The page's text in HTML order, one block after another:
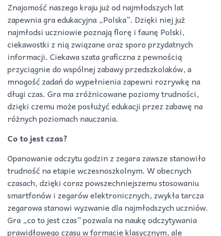
Znajomość naszego kraju już od najmłodszych lat
zapewnia gra edukacyjna „Polska”. Dzięki niej już
najmłodsi uczniowie poznają florę i faunę Polski,
ciekawostki z nią związane oraz sporo przydatnych
informacji. Ciekawa szata graficzna z pewnością
przyciągnie do wspólnej zabawy przedszkolaków, a
mnogość zadań do wypełnienia zapewni rozrywkę na
długi czas. Gra ma zróżnicowane poziomy trudności,
dzięki czemu może posłużyć edukacji przez zabawę na
różnych poziomach nauczania.
Co to jest czas?
Opanowanie odczytu godzin z zegara zawsze stanowiło
trudność na etapie wczesnoszkolnym. W obecnych
czasach, dzięki coraz powszechniejszemu stosowaniu
smartfonów i zegarów elektronicznych, zwykła tarcza
zegarowa stanowi wyzwanie dla najmłodszych uczniów.
Gra „co to jest czas” pozwala na naukę odczytywania
prawidłowego czasu w formacie klasycznym, ale